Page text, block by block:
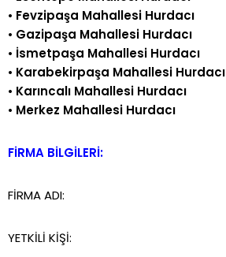
• Fevzipaşa Mahallesi Hurdacı
• Gazipaşa Mahallesi Hurdacı
• İsmetpaşa Mahallesi Hurdacı
• Karabekirpaşa Mahallesi Hurdacı
• Karıncalı Mahallesi Hurdacı
• Merkez Mahallesi Hurdacı
FİRMA BİLGİLERİ:
FİRMA ADI:
YETKİLİ KİŞİ: